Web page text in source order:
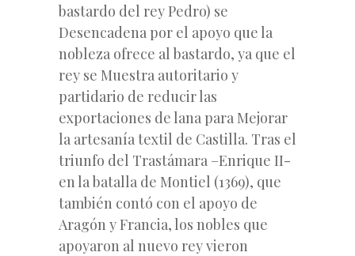
bastardo del rey Pedro) se
Desencadena por el apoyo que la
nobleza ofrece al bastardo, ya que el
rey se Muestra autoritario y
partidario de reducir las
exportaciones de lana para Mejorar
la artesanía textil de Castilla. Tras el
triunfo del Trastámara –Enrique II-
en la batalla de Montiel (1369), que
también contó con el apoyo de
Aragón y Francia, los nobles que
apoyaron al nuevo rey vieron